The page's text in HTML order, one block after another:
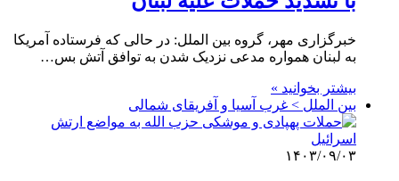
خبرگزاری مهر، گروه بین الملل: در حالی که فرستاده آمریکا
به لبنان همواره مدعی نزدیک شدن به توافق آتش بس…
بیشتر بخوانید »
بین الملل > غرب آسیا و آفریقای شمالی
۱۴۰۳/۰۹/۰۳